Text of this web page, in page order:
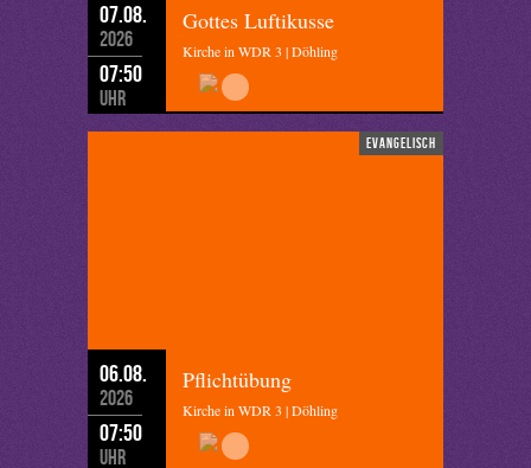
07.08.
2026
07:50
Uhr
Gottes Luftikusse
Kirche in WDR 3 | Döhling
evangelisch
06.08.
2026
07:50
Uhr
Pflichtübung
Kirche in WDR 3 | Döhling